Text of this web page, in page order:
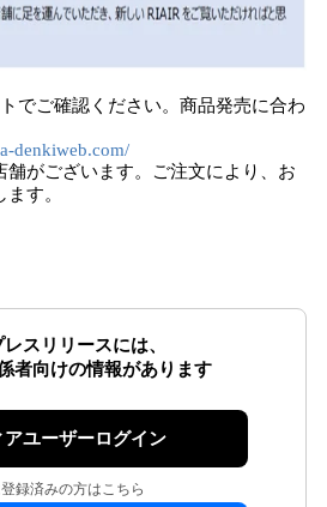
でご確認ください。商品発売に合わ
denkiweb.com/
がございます。ご注文により、お
す。
スリリースには、
者向けの情報があります
アユーザーログイン
録済みの方はこちら